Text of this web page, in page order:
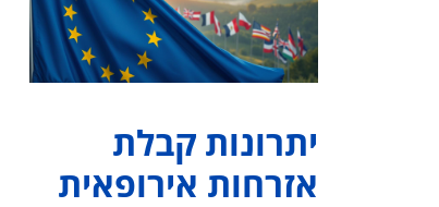
יתרונות קבלת
אזרחות אירופאית